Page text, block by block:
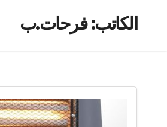
الكاتب:فرحات.ب